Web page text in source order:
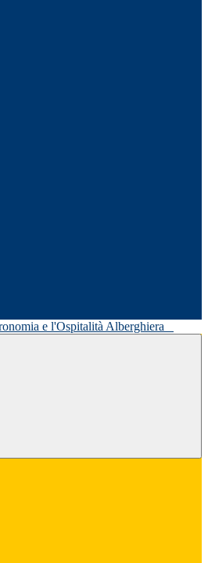
e l'Ospitalità Alberghiera